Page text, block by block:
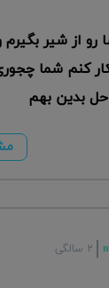
رو از شیر
کنم شما
حل بدین بهم
۲ سالگی